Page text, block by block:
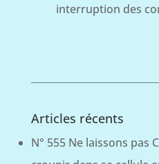
interruption des
Articles récents
N° 555 Ne laissons pas